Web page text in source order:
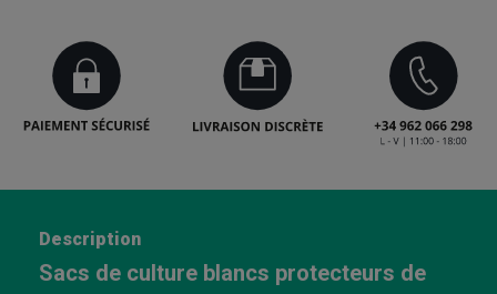
Description
Sacs de culture blancs protecteurs de